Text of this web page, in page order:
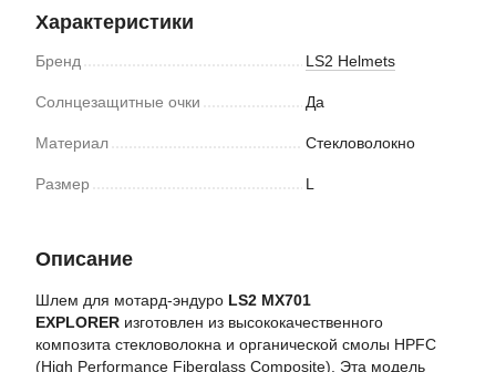
Характеристики
Бренд LS2 Helmets
Солнцезащитные очки Да
Материал Стекловолокно
Размер L
Описание
Шлем для мотард-эндуро LS2 MX701
EXPLORER изготовлен из высококачественного
композита стекловолокна и органической смолы HPFC
(High Performance Fiberglass Composite). Эта модель